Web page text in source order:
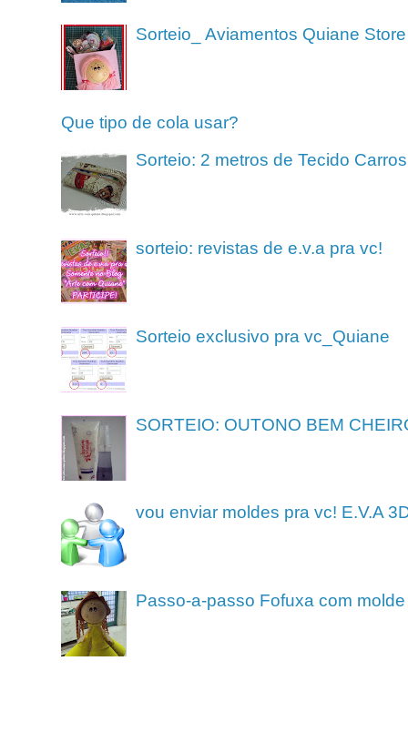
Sorteio_ Aviamentos Quiane Store
Que tipo de cola usar?
Sorteio: 2 metros de Tecido Carros
sorteio: revistas de e.v.a pra vc!
Sorteio exclusivo pra vc_Quiane
SORTEIO: OUTONO BEM
vou enviar moldes pra vc! E.V.A
Passo-a-passo Fofuxa com molde